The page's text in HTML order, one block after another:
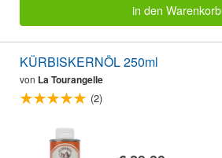
in den Warenkorb
KÜRBISKERNÖL 250ml
von La Tourangelle
(2)